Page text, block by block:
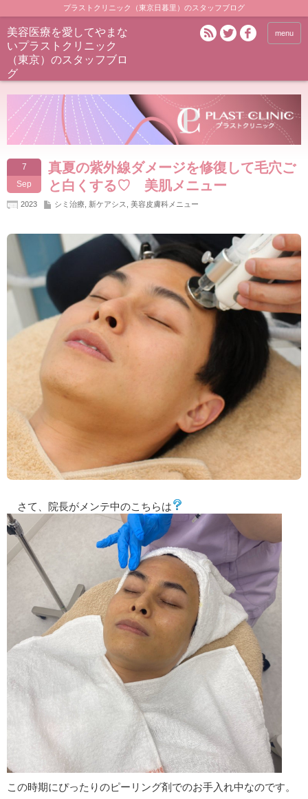
プラストクリニック（東京日暮里）のスタッフブログ
美容医療を愛してやまな
いプラストクリニック
（東京）のスタッフブロ
グ
menu
7
Sep
真夏の紫外線ダメージを修復して毛穴ご
と白くする♡ 美肌メニュー
2023 シミ治療 新ケアシス 美容皮膚科メニュー
さて、院長がメンテ中のこちらは
この時期にぴったりのピーリング剤でのお手入れ中なのです。